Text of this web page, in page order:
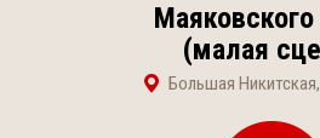
Маяковского
(малая
Большая